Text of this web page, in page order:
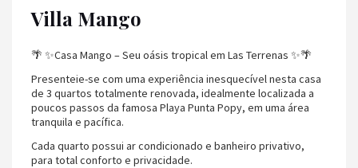
Villa Mango
🌴 ✨Casa Mango – Seu oásis tropical em Las Terrenas ✨🌴
Presenteie-se com uma experiência inesquecível nesta casa
de 3 quartos totalmente renovada, idealmente localizada a
poucos passos da famosa Playa Punta Popy, em uma área
tranquila e pacífica.
Cada quarto possui ar condicionado e banheiro privativo,
para total conforto e privacidade.